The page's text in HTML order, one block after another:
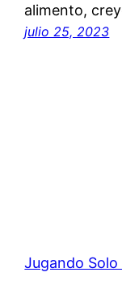
alimento,
julio 25, 2023
Jugando Solo